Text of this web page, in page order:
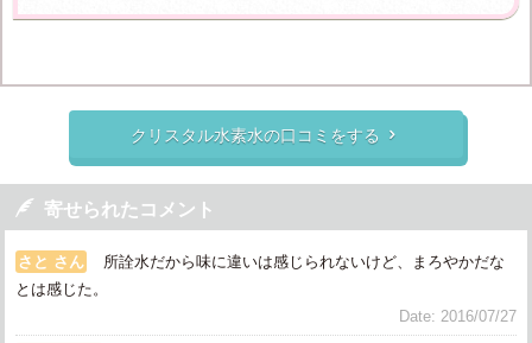
クリスタル水素水の口コミをする 
 寄せられたコメント
さと さん
所詮水だから味に違いは感じられないけど、まろやかだな
とは感じた。
Date: 2016/07/27